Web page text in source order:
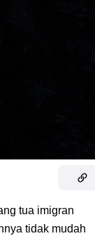
tua imigran
tidak mudah